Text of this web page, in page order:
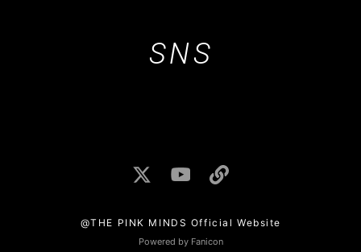
SNS
@THE PINK MINDS Official Website
Powered by Fanicon